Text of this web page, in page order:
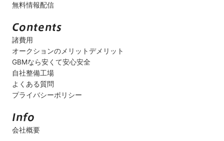
無料情報配信
諸費用
オークションのメリットデメリット
GBMなら安くて安心安全
自社整備工場
よくある質問
プライバシーポリシー
会社概要